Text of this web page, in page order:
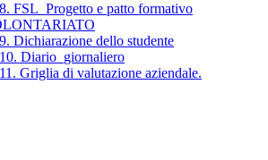
FSL_Progetto e patto formativo
Dichiarazione dello studente
Diario_giornaliero
Griglia di valutazione aziendale.